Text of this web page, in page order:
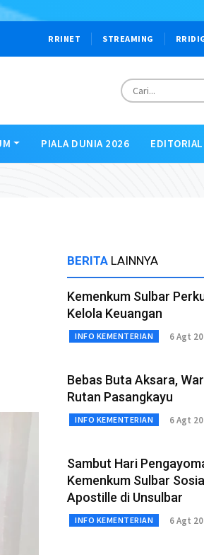
RRINET STREAMING
PIALA DUNIA 2026 EDITORIAL
BERITA LAINNYA
Kemenkum Sulbar
Kelola Keuangan
INFO KEMENTERIAN 6 Agt
Bebas Buta Aksara,
Rutan Pasangkayu
INFO KEMENTERIAN 6 Agt
Sambut Hari
Kemenkum Sulbar
Apostille di Unsulbar
INFO KEMENTERIAN 6 Agt